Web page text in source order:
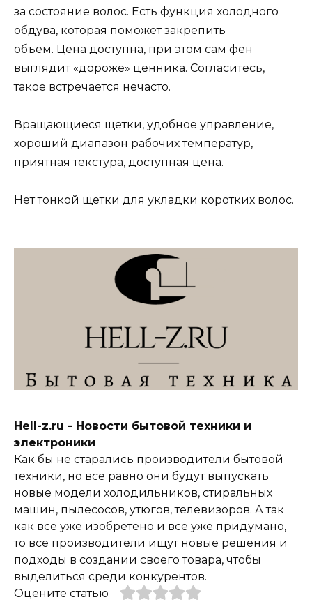
за состояние волос. Есть функция холодного
обдува, которая поможет закрепить
объем. Цена доступна, при этом сам фен
выглядит «дороже» ценника. Согласитесь,
такое встречается нечасто.
Вращающиеся щетки, удобное управление,
хороший диапазон рабочих температур,
приятная текстура, доступная цена.
Нет тонкой щетки для укладки коротких волос.
Hell-z.ru - Новости бытовой техники и
электроники
Как бы не старались производители бытовой
техники, но всё равно они будут выпускать
новые модели холодильников, стиральных
машин, пылесосов, утюгов, телевизоров. А так
как всё уже изобретено и все уже придумано,
то все производители ищут новые решения и
подходы в создании своего товара, чтобы
выделиться среди конкурентов.
Оцените статью